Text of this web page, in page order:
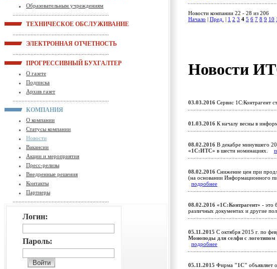
Образовательным учреждениям
ТЕХНИЧЕСКОЕ ОБСЛУЖИВАНИЕ
ЭЛЕКТРОННАЯ ОТЧЕТНОСТЬ
ПРОГРЕССИВНЫЙ БУХГАЛТЕР
О газете
Подписка
Архив газет
КОМПАНИЯ
О компании
Статусы компании
Новости
Вакансии
Акции и мероприятия
Пресс-релизы
Внедренные решения
Контакты
Партнеры
Логин:
Пароль:
Новости компании 22 - 28 из 206
Начало
Пред. 1 2 3 4 5 6 7 8 9 10
Новости
03.03.2016 Сервис 1С:Контрагент
01.03.2016 К началу весны в
08.02.2016 В декабре минувшего
«1С:ИТС» в шести номинациях.
08.02.2016 Снижение цен при
(на основании Информационного
подробнее
08.02.2016 «1С:Контрагент» - это
различных документах и другие
05.11.2015 С октября 2015 г. по
Моноподы для селфи с логотипом
подробнее
05.11.2015 Фирма "1С" объявляет